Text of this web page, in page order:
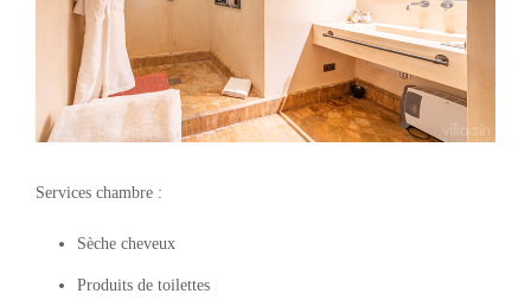
Services chambre :
Sèche cheveux
Produits de toilettes